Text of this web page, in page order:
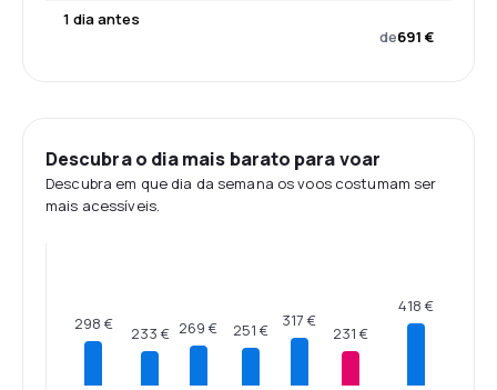
1 dia antes
de691 €
Descubra o dia mais barato para voar
Descubra em que dia da semana os voos costumam ser
mais acessíveis.
298 € 233 € 269 € 251 € 317 €
231 €
418 €